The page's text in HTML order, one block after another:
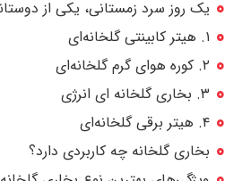
۱. هیتر کابینتی گلخانه‌ای
۲. کوره هوای گرم گلخانه‌ای
۳. بخاری گلخانه ای انرژی
۴. هیتر برقی گلخانه‌ای
بخاری گلخانه چه کاربردی دارد؟